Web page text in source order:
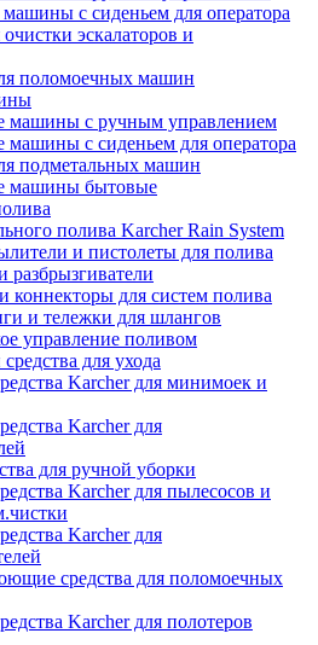
с сиденьем для оператора
эскалаторов и
поломоечных машин
машины с ручным управлением
машины с сиденьем для оператора
подметальных машин
машины бытовые
полива Karcher Rain System
и пистолеты для полива
разбрызгиватели
коннекторы для систем полива
и тележки для шлангов
управление поливом
для ухода
Karcher для минимоек и
Karcher для
для ручной уборки
Karcher для пылесосов и
Karcher для
средства для поломоечных
Karcher для полотеров